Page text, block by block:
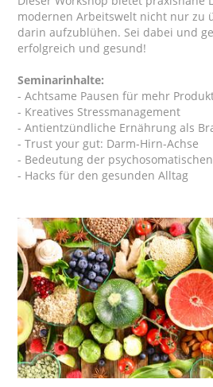
modernen Arbeitswelt nicht nur zu
darin aufzublühen. Sei dabei und
erfolgreich und gesund!
Seminarinhalte:
- Achtsame Pausen für mehr
- Kreatives Stressmanagement
- Antientzündliche Ernährung als
- Trust your gut: Darm-Hirn-Achse
- Bedeutung der
- Hacks für den gesunden Alltag